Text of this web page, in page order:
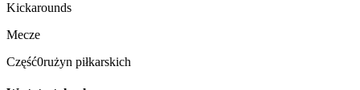
Kickarounds
Mecze
Część0rużyn piłkarskich